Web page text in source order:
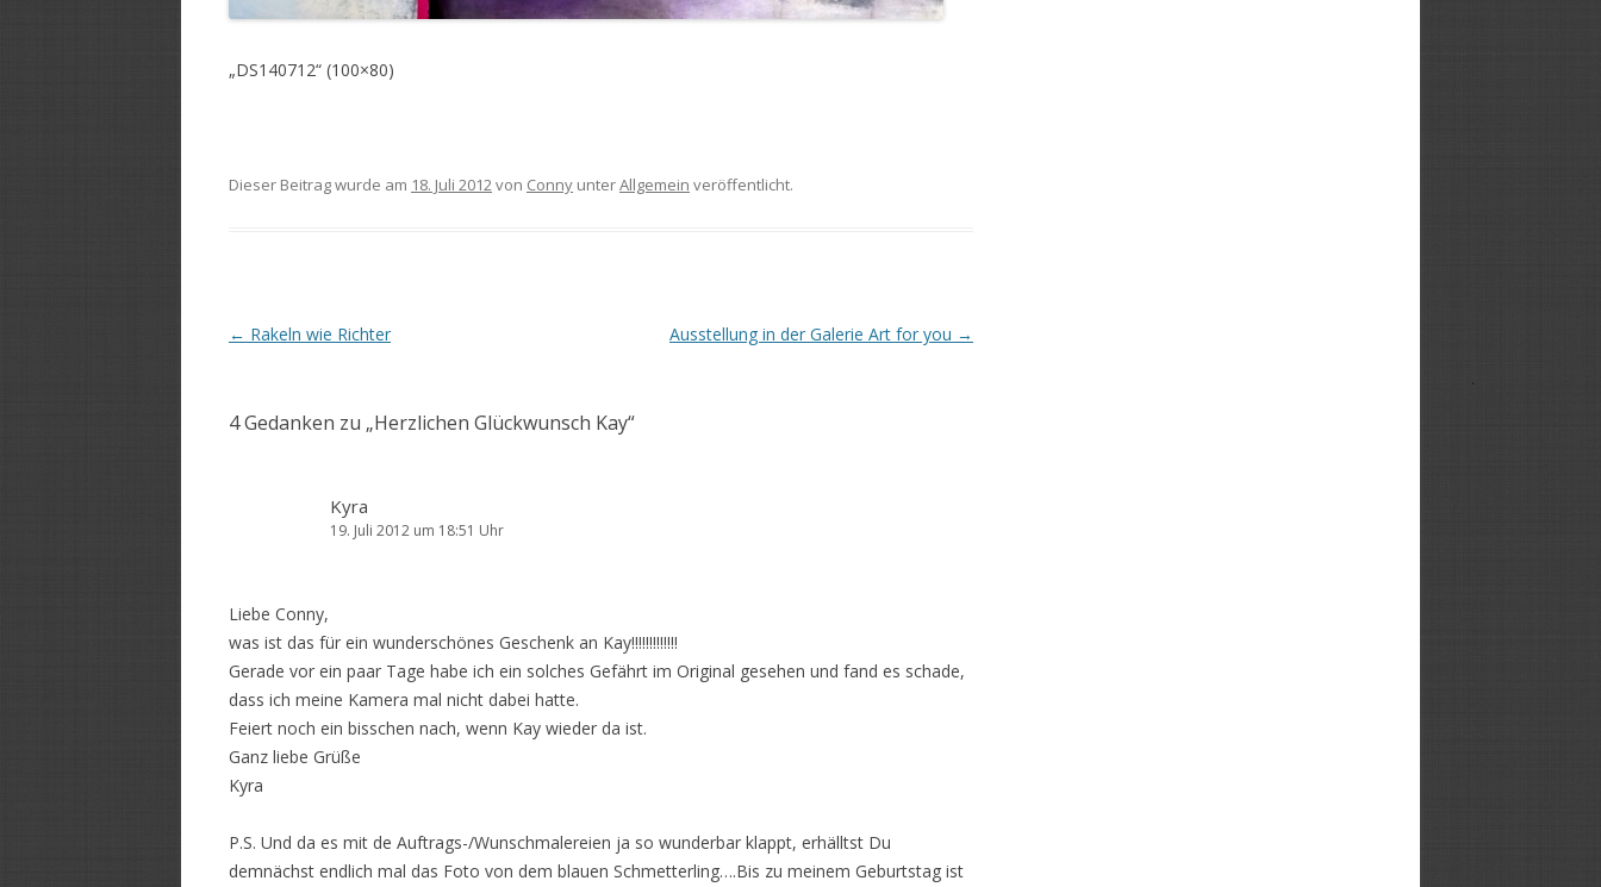
„DS140712“ (100×80)
Dieser Beitrag wurde am 18. Juli 2012von Conny unterAllgemein veröffentlicht.
Beitrags-
← Rakeln wie Richter Ausstellung in der Galerie Art for you →
4 Gedanken zu „Herzlichen Glückwunsch Kay“
Kyra
19. Juli 2012 um 18:51 Uhr
Liebe Conny,
was ist das für ein wunderschönes Geschenk an Kay!!!!!!!!!!!!!
Gerade vor ein paar Tage habe ich ein solches Gefährt im Original gesehen und fand es schade,
dass ich meine Kamera mal nicht dabei hatte.
Feiert noch ein bisschen nach, wenn Kay wieder da ist.
Ganz liebe Grüße
Kyra
P.S. Und da es mit de Auftrags-/Wunschmalereien ja so wunderbar klappt, erhälltst Du
demnächst endlich mal das Foto von dem blauen Schmetterling….Bis zu meinem Geburtstag ist